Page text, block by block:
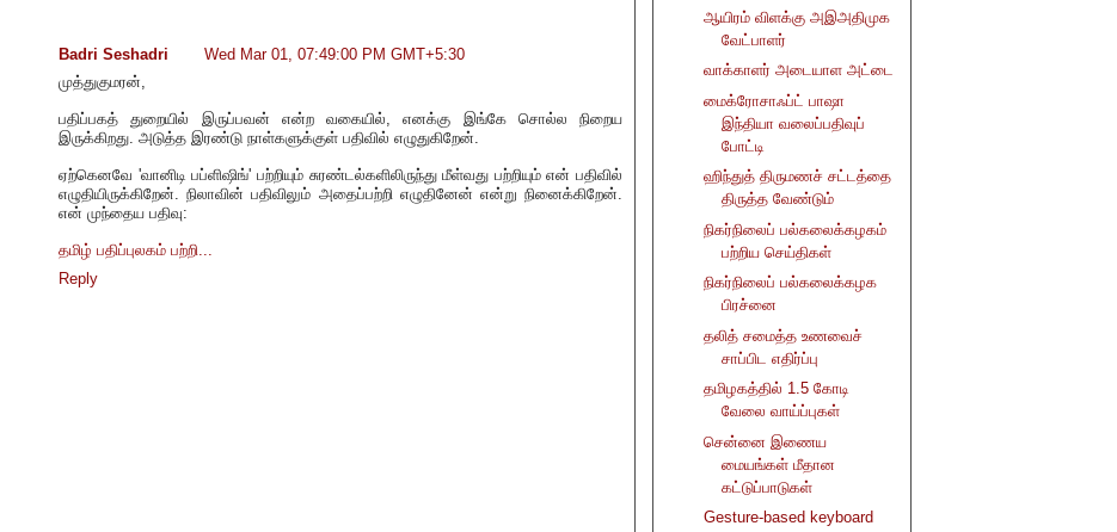
Badri Seshadri
Wed Mar 01, 07:49:00 PM GMT+5:30
முத்துகுமரன்,
பதிப்பகத் துறையில் இருப்பவன் என்ற வகையில், எனக்கு இங்கே சொல்ல நிறைய
இருக்கிறது. அடுத்த இரண்டு நாள்களுக்குள் பதிவில் எழுதுகிறேன்.
ஏற்கெனவே 'வானிடி பப்ளிஷிங்' பற்றியும் சுரண்டல்களிலிருந்து மீள்வது பற்றியும் என் பதிவில்
எழுதியிருக்கிறேன். நிலாவின் பதிவிலும் அதைப்பற்றி எழுதினேன் என்று நினைக்கிறேன்.
என் முந்தைய பதிவு:
தமிழ் பதிப்புலகம் பற்றி...
Reply
ஆயிரம் விளக்கு அஇஅதிமுக
வேட்பாளர்
வாக்காளர் அடையாள அட்டை
மைக்ரோசாஃப்ட் பாஷா
இந்தியா வலைப்பதிவுப்
போட்டி
ஹிந்துத் திருமணச் சட்டத்தை
திருத்த வேண்டும்
நிகர்நிலைப் பல்கலைக்கழகம்
பற்றிய செய்திகள்
நிகர்நிலைப் பல்கலைக்கழக
பிரச்னை
தலித் சமைத்த உணவைச்
சாப்பிட எதிர்ப்பு
தமிழகத்தில் 1.5 கோடி
வேலை வாய்ப்புகள்
சென்னை இணைய
மையங்கள் மீதான
கட்டுப்பாடுகள்
Gesture-based keyboard